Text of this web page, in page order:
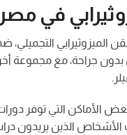
في مصر
الميزوثيرابي
جراحة، مع مجموعة
الأماكن التي توفر
الأشخاص الذين يريدون